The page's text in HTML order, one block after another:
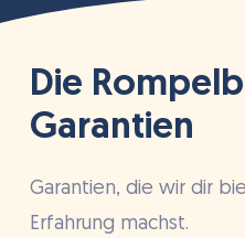
Die
Garantien
Garantien, die wir dir
Erfahrung machst.